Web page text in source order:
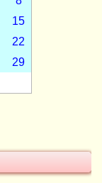
15
22
29